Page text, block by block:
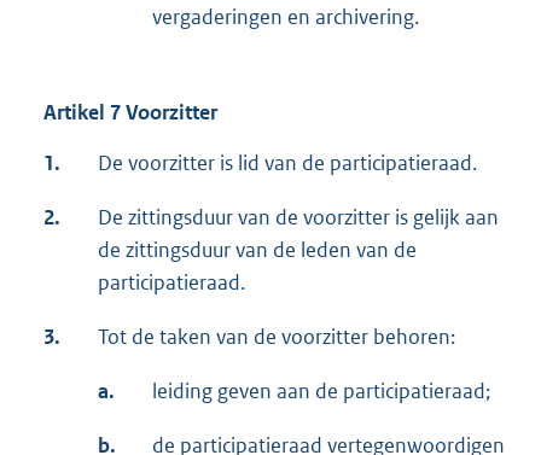
vergaderingen en archivering.
Artikel 7 Voorzitter
1.
De voorzitter is lid van de participatieraad.
2.
De zittingsduur van de voorzitter is gelijk aan
de zittingsduur van de leden van de
participatieraad.
3. Tot de taken van de voorzitter behoren:
a. leiding geven aan de participatieraad;
b.
de participatieraad vertegenwoordigen